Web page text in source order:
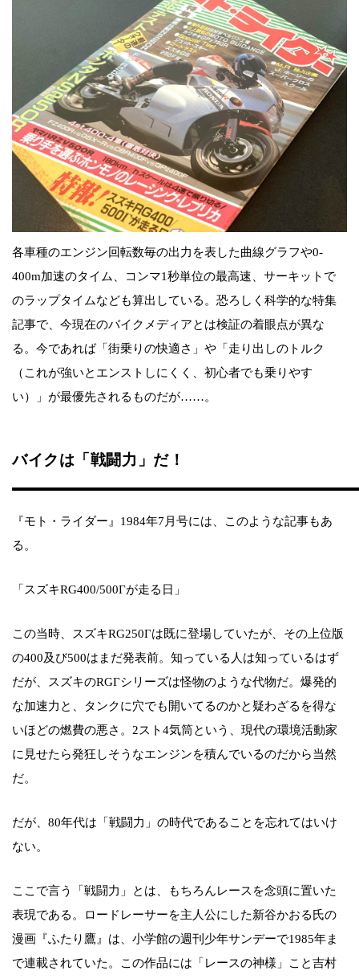
各車種のエンジン回転数毎の出力を表した曲線グラフや0-
400m加速のタイム、コンマ1秒単位の最高速、サーキットで
のラップタイムなども算出している。恐ろしく科学的な特集
記事で、今現在のバイクメディアとは検証の着眼点が異な
る。今であれば「街乗りの快適さ」や「走り出しのトルク
（これが強いとエンストしにくく、初心者でも乗りやす
い）」が最優先されるものだが……。
バイクは「戦闘力」だ！
『モト・ライダー』1984年7月号には、このような記事もあ
る。
「スズキRG400/500Γが走る日」
この当時、スズキRG250Γは既に登場していたが、その上位版
の400及び500はまだ発表前。知っている人は知っているはず
だが、スズキのRGΓシリーズは怪物のような代物だ。爆発的
な加速力と、タンクに穴でも開いてるのかと疑わざるを得な
いほどの燃費の悪さ。2スト4気筒という、現代の環境活動家
に見せたら発狂しそうなエンジンを積んでいるのだから当然
だ。
だが、80年代は「戦闘力」の時代であることを忘れてはいけ
ない。
ここで言う「戦闘力」とは、もちろんレースを念頭に置いた
表現である。ロードレーサーを主人公にした新谷かおる氏の
漫画『ふたり鷹』は、小学館の週刊少年サンデーで1985年ま
で連載されていた。この作品には「レースの神様」こと吉村